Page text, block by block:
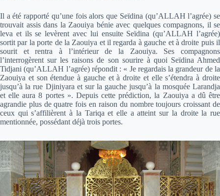
Il a été rapporté qu’une fois alors que Seïdina (qu’ALLAH l’agrée) se
trouvait assis dans la Zaouiya bénie avec quelques compagnons, il se
leva et ils se levèrent avec lui ensuite Seïdina (qu’ALLAH l’agrée)
sortit par la porte de la Zaouiya et il regarda à gauche et à droite puis il
sourit et rentra à l’intérieur de la Zaouiya. Ses compagnons
l’interrogèrent sur les raisons de son sourire à quoi Seïdina Ahmed
Tidjani (qu’ALLAH l’agrée) répondit : « Je regardais la grandeur de la
Zaouiya et son étendue à gauche et à droite et elle s’étendra à droite
jusqu’à la rue Djiniyara et sur la gauche jusqu’à la mosquée Larandja
et elle aura 8 portes ». Depuis cette prédiction, la Zaouiya a dû être
agrandie plus de quatre fois en raison du nombre toujours croissant de
ceux qui s’affilièrent à la Tariqa et elle a atteint sur la droite la rue
mentionnée, possédant déjà trois portes.